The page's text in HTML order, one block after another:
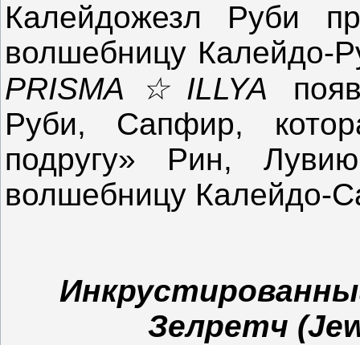
Калейдожезл Руби
волшебницу Калейдо-
PRISMA ☆ ILLYA
Руби, Сапфир,
подругу» Рин,
волшебницу Калейдо-
Зелретч (